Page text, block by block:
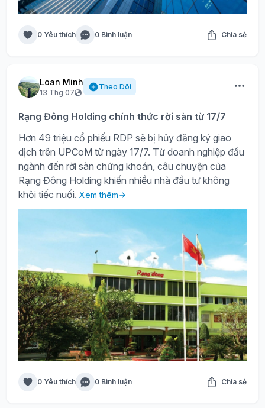
0 Yêu thích 0 Bình luận Chia sẻ
Loan Minh
13 Thg 07
Theo Dõi
Rạng Đông Holding chính thức rời sàn từ 17/7
Hơn 49 triệu cổ phiếu RDP sẽ bị hủy đăng ký giao
dịch trên UPCoM từ ngày 17/7. Từ doanh nghiệp đầu
ngành đến rời sàn chứng khoán, câu chuyện của
Rạng Đông Holding khiến nhiều nhà đầu tư không
khỏi tiếc nuối. Xem thêm
0 Yêu thích 0 Bình luận Chia sẻ